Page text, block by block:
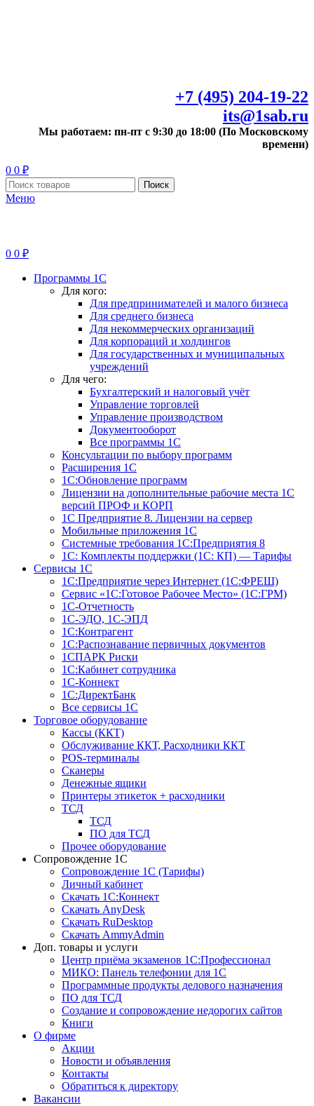
+7 (495) 204-19-22
its@1sab.ru
Мы работаем: пн-пт с 9:30 до 18:00 (По Московскому
времени)
0 0 ₽
Поиск
Меню
0 0 ₽
Программы 1С
Для кого:
Для предпринимателей и малого бизнеса
Для среднего бизнеса
Для некоммерческих организаций
Для корпораций и холдингов
Для государственных и муниципальных
учреждений
Для чего:
Бухгалтерский и налоговый учёт
Управление торговлей
Управление производством
Документооборот
Все программы 1С
Консультации по выбору программ
Расширения 1С
1С:Обновление программ
Лицензии на дополнительные рабочие места 1С
версий ПРОФ и КОРП
1С Предприятие 8. Лицензии на сервер
Мобильные приложения 1С
Системные требования 1С:Предприятия 8
1С: Комплекты поддержки (1С: КП) — Тарифы
Сервисы 1С
1С:Предприятие через Интернет (1С:ФРЕШ)
Сервис «1С:Готовое Рабочее Место» (1С:ГРМ)
1С-Отчетность
1С-ЭДО, 1С-ЭПД
1С:Контрагент
1С:Распознавание первичных документов
1СПАРК Риски
1С:Кабинет сотрудника
1С-Коннект
1С:ДиректБанк
Все сервисы 1С
Торговое оборудование
Кассы (ККТ)
Обслуживание ККТ, Расходники ККТ
POS-терминалы
Сканеры
Денежные ящики
Принтеры этикеток + расходники
ТСД
ТСД
ПО для ТСД
Прочее оборудование
Сопровождение 1С
Сопровождение 1С (Тарифы)
Личный кабинет
Скачать 1С:Коннект
Скачать AnyDesk
Скачать RuDesktop
Скачать AmmyAdmin
Доп. товары и услуги
Центр приёма экзаменов 1С:Профессионал
МИКО: Панель телефонии для 1С
Программные продукты делового назначения
ПО для ТСД
Создание и сопровождение недорогих сайтов
Книги
О фирме
Акции
Новости и объявления
Контакты
Обратиться к директору
Вакансии